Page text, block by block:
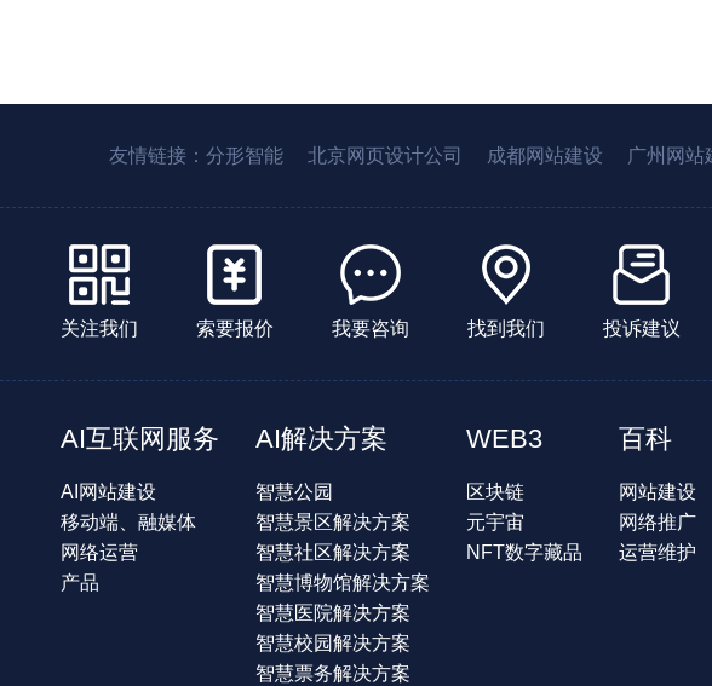
友情链接： 分形智能 北京网页设计公司 成都网站建设 广州网站
关注我们 索要报价 我要咨询 找到我们 投诉建议
AI互联网服务
AI网站建设
移动端、融媒体
网络运营
产品
AI解决方案
智慧公园
智慧景区解决方案
智慧社区解决方案
智慧博物馆解决方案
智慧医院解决方案
智慧校园解决方案
智慧票务解决方案
WEB3
区块链
元宇宙
NFT数字藏品
百科
网站建设
网络推广
运营维护